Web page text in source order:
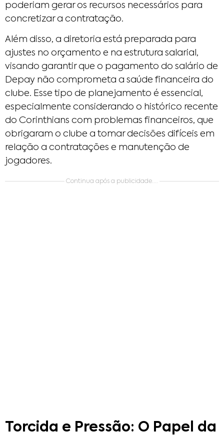
poderiam gerar os recursos necessários para
concretizar a contratação.
Além disso, a diretoria está preparada para
ajustes no orçamento e na estrutura salarial,
visando garantir que o pagamento do salário de
Depay não comprometa a saúde financeira do
clube. Esse tipo de planejamento é essencial,
especialmente considerando o histórico recente
do Corinthians com problemas financeiros, que
obrigaram o clube a tomar decisões difíceis em
relação a contratações e manutenção de
jogadores.
Continua após a publicidade....
Torcida e Pressão: O Papel da